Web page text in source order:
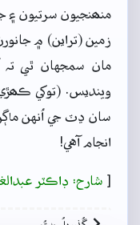
منھنجيون سرتيون ۽
زمين (تراين) ۾
مان سمجهان ٿي
وينديس. (توکي
سان ڍٽ جي اُنهن
انجام آهي!
[ شارح: ڊاڪٽر